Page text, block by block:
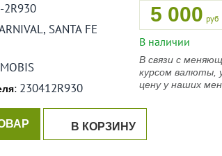
2R930
SANTA FE
MOBIS
: 230412R930
5 000 руб
В наличии
В связи с
курсом валюты,
цену у наших
В КОРЗИНУ